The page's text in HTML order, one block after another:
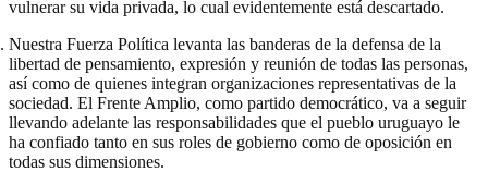
vulnerar su vida privada, lo cual evidentemente está descartado.
Nuestra Fuerza Política levanta las banderas de la defensa de la
libertad de pensamiento, expresión y reunión de todas las personas,
así como de quienes integran organizaciones representativas de la
sociedad. El Frente Amplio, como partido democrático, va a seguir
llevando adelante las responsabilidades que el pueblo uruguayo le
ha confiado tanto en sus roles de gobierno como de oposición en
todas sus dimensiones.